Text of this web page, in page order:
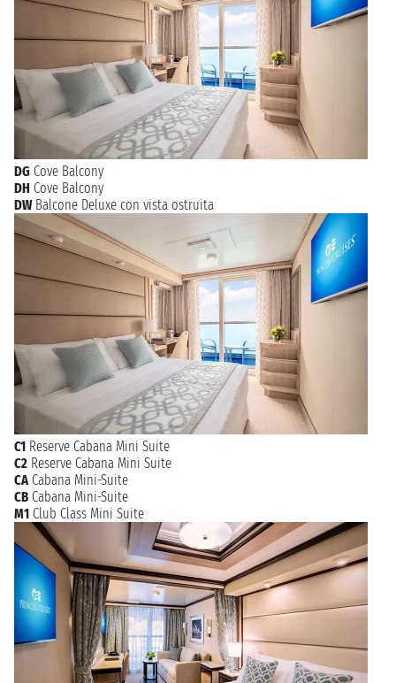
DG Cove Balcony
DH Cove Balcony
DW Balcone Deluxe con vista ostruita
C1 Reserve Cabana Mini Suite
C2 Reserve Cabana Mini Suite
CA Cabana Mini-Suite
CB Cabana Mini-Suite
M1 Club Class Mini Suite